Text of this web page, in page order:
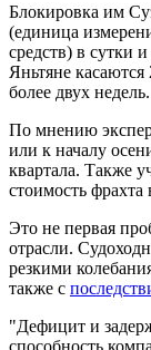
Блокировка им
(единица
средств) в сутки
Яньтяне
более двух недель.
По мнению
или к началу
квартала. Также
стоимость фрахта
Это не первая
отрасли.
резкими
также с
"Дефицит и
способность